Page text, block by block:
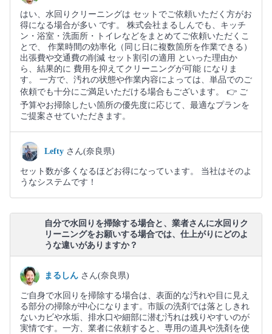
はい、水回りクリーニングは セットでご依頼いただく方がお
得になる場合が多い です。 株式会社まるしんでも、キッチ
ン・浴室・洗面所・トイレなどをまとめてご依頼いただくこ
とで、 作業時間の効率化（同じ日に複数箇所を作業できる）
出張費や交通費の削減 セット割引の適用 といった理由か
ら、結果的に 費用を抑えてクリーニングが可能 になりま
す。 一方で、汚れの状態や作業内容によっては、単品でのご
依頼でも十分にご満足いただける場合もございます。 👉 ご
予算やお掃除したい箇所の優先度に応じて、最適なプランを
ご提案させていただきます。
Lefty さん(奈良県)
セット数が多くなるほどお得になっています。 当社はそのよ
うなシステムです！
自分で水回りを掃除する場合と、業者さんに水回りク
リーニングをお願いする場合では、仕上がりにどのよ
うな違いがありますか？
まるしん さん(奈良県)
ご自身で水回りを掃除する場合は、表面的な汚れや目に見え
る部分の掃除が中心になります。市販の洗剤では落としきれ
ないカビや水垢、排水口や細部に潜む汚れは残りやすいのが
実情です。一方、業者に依頼すると、専用の道具や洗剤を使